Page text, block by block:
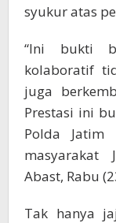
syukur atas
“Ini bukti
kolaboratif
juga
Prestasi ini
Polda Jatim
masyarakat
Abast, Rabu
Tak hanya